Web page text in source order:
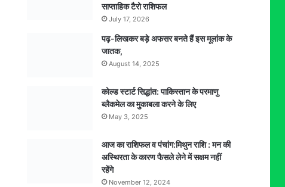
साप्ताहिक टैरो राशिफल
July 17, 2026
पढ़-लिखकर बड़े अफसर बनते हैं इस मूलांक के
जातक,
August 14, 2025
कोल्ड स्टार्ट सिद्धांत: पाकिस्तान के परमाणु
ब्लैकमेल का मुकाबला करने के लिए
May 3, 2025
आज का राशिफल व पंचांग:मिथुन राशि : मन की
अस्थिरता के कारण फैसले लेने में सक्षम नहीं
रहेंगे
November 12, 2024